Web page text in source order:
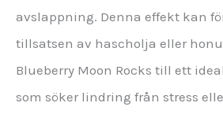
avslappning. Denna effekt kan
tillsatsen av hascholja eller
Blueberry Moon Rocks till ett
som söker lindring från stress